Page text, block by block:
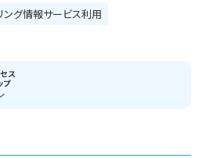
ング情報サービス利用
ス
プ